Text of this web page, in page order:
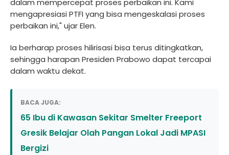
dalam mempercepat proses perbaikan ini. Kami
mengapresiasi PTFI yang bisa mengeskalasi proses
perbaikan ini," ujar Elen.
Ia berharap proses hilirisasi bisa terus ditingkatkan,
sehingga harapan Presiden Prabowo dapat tercapai
dalam waktu dekat.
BACA JUGA:
65 Ibu di Kawasan Sekitar Smelter Freeport
Gresik Belajar Olah Pangan Lokal Jadi MPASI
Bergizi